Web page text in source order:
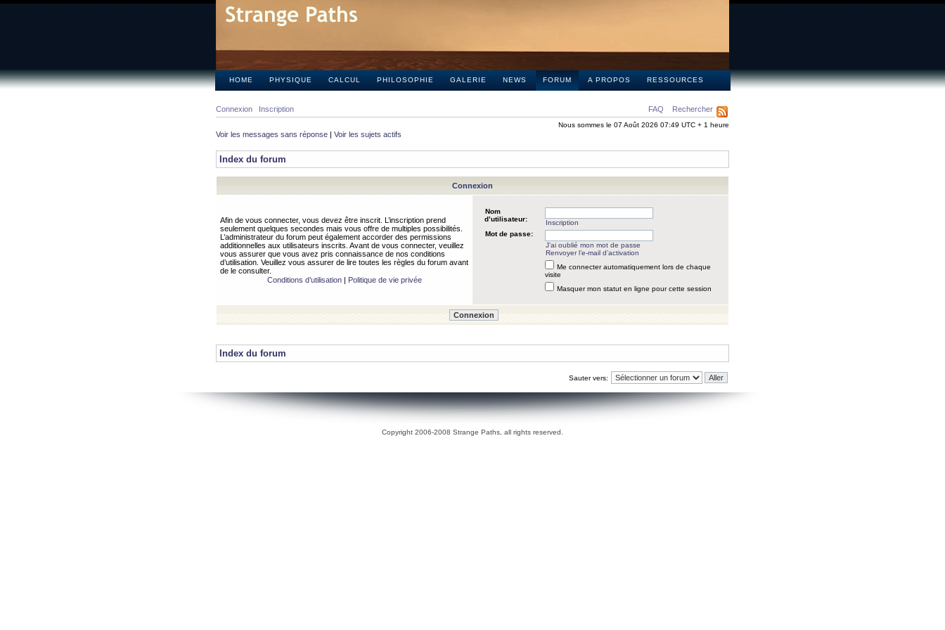
HOME PHYSIQUE CALCUL PHILOSOPHIE GALERIE NEWS FORUM A PROPOS RESSOURCES
FAQ Rechercher
Connexion Inscription
Nous sommes le 07 Août 2026 07:49 UTC + 1 heure
Voir les messages sans réponse | Voir les sujets actifs
Index du forum
Connexion
Afin de vous connecter, vous devez être inscrit. L’inscription prend
seulement quelques secondes mais vous offre de multiples possibilités.
L’administrateur du forum peut également accorder des permissions
additionnelles aux utilisateurs inscrits. Avant de vous connecter, veuillez
vous assurer que vous avez pris connaissance de nos conditions
d’utilisation. Veuillez vous assurer de lire toutes les règles du forum avant
de le consulter.
Conditions d’utilisation| Politique de vie privée
Nom
d’utilisateur:
Inscription
Mot de passe:
J’ai oublié mon mot de passe
Renvoyer l’e-mail d’activation
Me connecter automatiquement lors de chaque
visite
Masquer mon statut en ligne pour cette session
Index du forum
Sauter vers:
Copyright 2006-2008 Strange Paths, all rights reserved.